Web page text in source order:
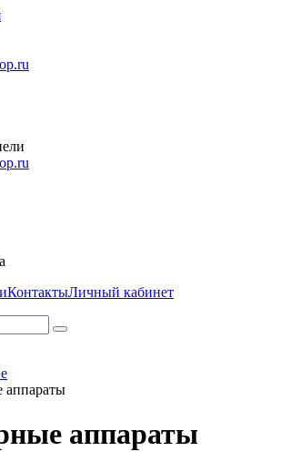
КонтактыЛичный кабинет
аппараты